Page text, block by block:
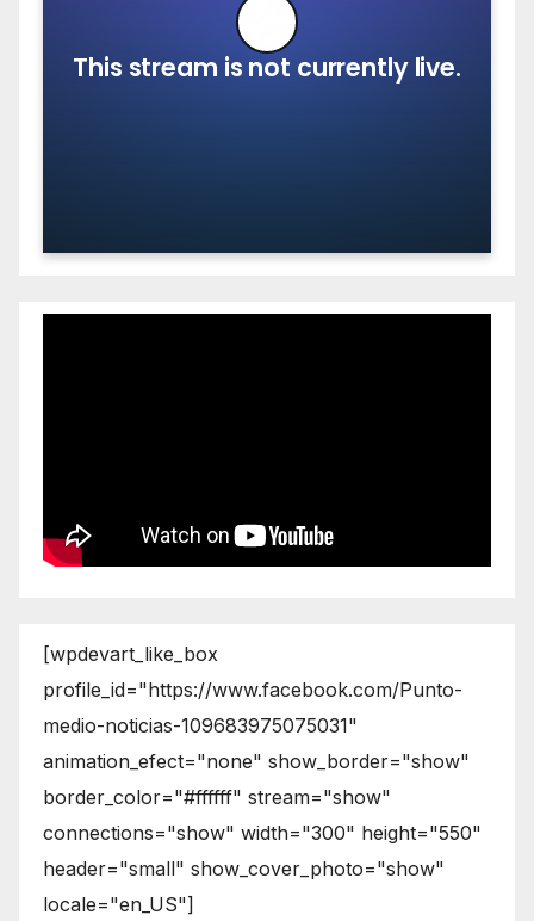
[wpdevart_like_box
profile_id="https://www.facebook.com/Punto-
medio-noticias-109683975075031"
animation_efect="none" show_border="show"
border_color="#ffffff" stream="show"
connections="show" width="300" height="550"
header="small" show_cover_photo="show"
locale="en_US"]